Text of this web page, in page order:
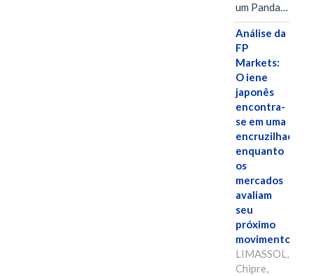
um Panda…
Análise da
FP
Markets:
O iene
japonês
encontra-
se em uma
encruzilhada
enquanto
os
mercados
avaliam
seu
próximo
movimento.
LIMASSOL,
Chipre,